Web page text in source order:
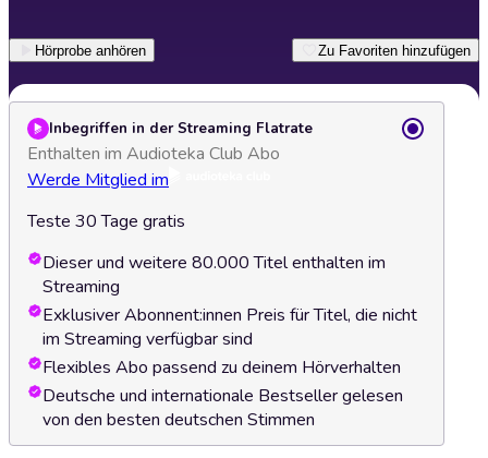
Hörprobe anhören Zu Favoriten hinzufügen
Inbegriffen in der Streaming Flatrate
Enthalten im Audioteka Club Abo
Werde Mitglied im
Teste 30 Tage gratis
Dieser und weitere 80.000 Titel enthalten im
Streaming
Exklusiver Abonnent:innen Preis für Titel, die nicht
im Streaming verfügbar sind
Flexibles Abo passend zu deinem Hörverhalten
Deutsche und internationale Bestseller gelesen
von den besten deutschen Stimmen